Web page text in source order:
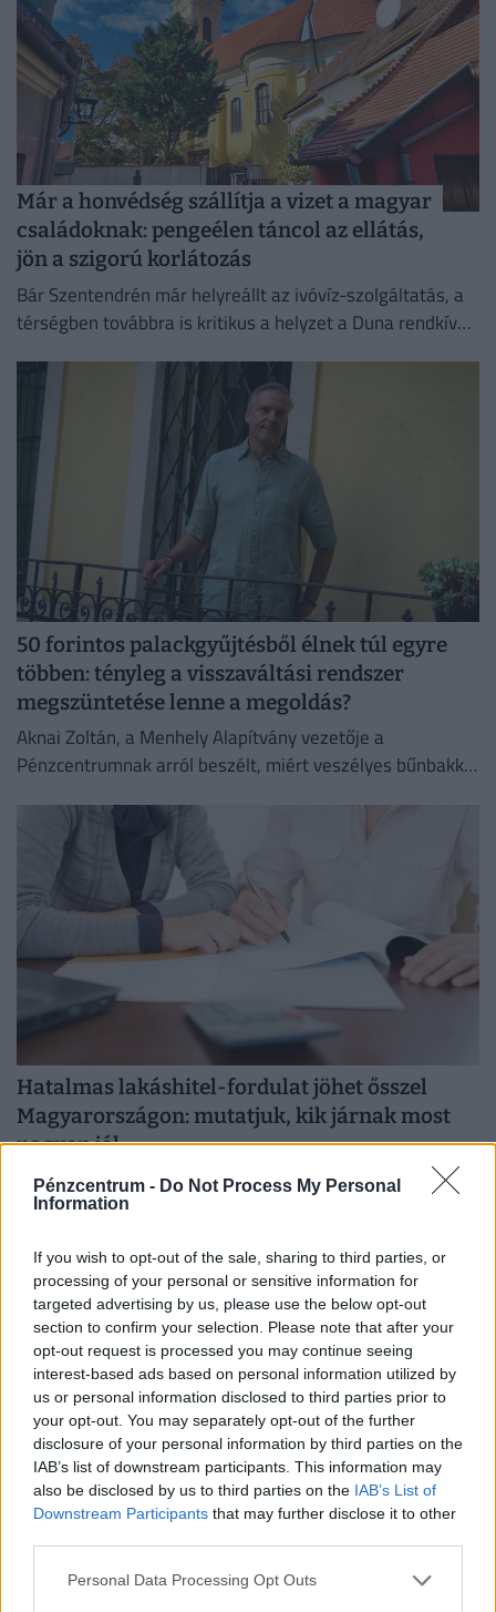
Pénzcentrum - Do Not Process My Personal
Information
If you wish to opt-out of the sale, sharing to third parties, or
processing of your personal or sensitive information for
targeted advertising by us, please use the below opt-out
section to confirm your selection. Please note that after your
opt-out request is processed you may continue seeing
interest-based ads based on personal information utilized by
us or personal information disclosed to third parties prior to
your opt-out. You may separately opt-out of the further
disclosure of your personal information by third parties on the
IAB’s list of downstream participants. This information may
also be disclosed by us to third parties on the IAB’s List of
Downstream Participants that may further disclose it to other
Personal Data Processing Opt Outs
Már a honvédség szállítja a vizet a magyar
családoknak: pengeélen táncol az ellátás,
jön a szigorú korlátozás
Bár Szentendrén már helyreállt az ivóvíz-szolgáltatás, a
térségben továbbra is kritikus a helyzet a Duna rendkívül
50 forintos palackgyűjtésből élnek túl egyre
többen: tényleg a visszaváltási rendszer
megszüntetése lenne a megoldás?
Aknai Zoltán, a Menhely Alapítvány vezetője a
Pénzcentrumnak arról beszélt, miért veszélyes bűnbakká
Hatalmas lakáshitel-fordulat jöhet ősszel
Magyarországon: mutatjuk, kik járnak most
nagyon jól
Hiába estek csaknem 2 százalékponttal a hosszú
forintkamatok az elmúlt hónapokban, a piaci lakáshitelek
Pusztító hőség, lekapcsolt szaunák: most
fürdőkben